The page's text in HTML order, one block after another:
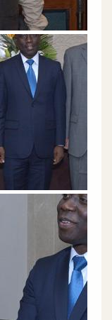
الصورة
الصورة